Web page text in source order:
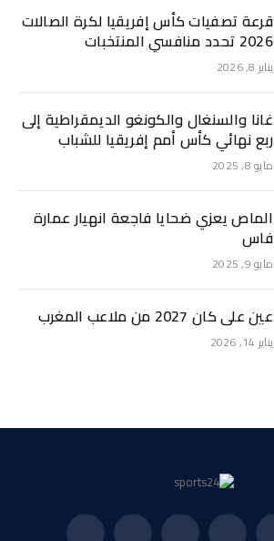
قرعة تصفيات كأس إفريقيا لكرة الصالات
2026 تحدد منافسي المنتخبات
يناير 8, 2026
غانا والسنغال والكونغو الديمقراطية إلى
ربع نهائي كأس أمم إفريقيا للشباب
مايو 8, 2025
الماص يعزي ضحايا فاجعة انهيار عمارة
فاس
مايو 9, 2025
عين على كان 2027 من ملاعب المغرب
يناير 14, 2026